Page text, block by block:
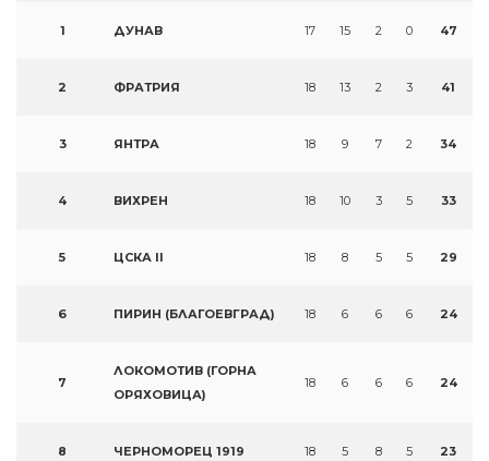
1 ДУНАВ 17 15 2 0 47
2 ФРАТРИЯ 18 13 2 3 41
3 ЯНТРА 18 9 7 2 34
4 ВИХРЕН 18 10 3 5 33
5 ЦСКА II 18 8 5 5 29
6 ПИРИН (БЛАГОЕВГРАД) 18 6 6 6 24
7
ЛОКОМОТИВ (ГОРНА
ОРЯХОВИЦА)
18 6 6 6 24
8 ЧЕРНОМОРЕЦ 1919 18 5 8 5 23